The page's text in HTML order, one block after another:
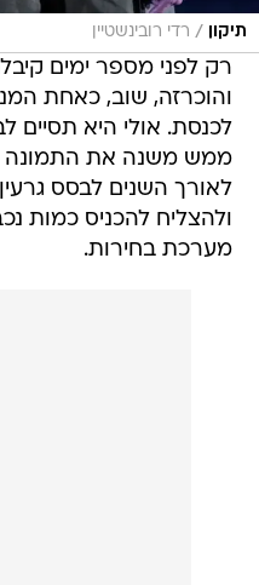
תיקון / רדי רובינשטיין
והוכרזה, שוב, כאחת
לכנסת. אולי היא תסיים
ממש משנה את התמונה
לאורך השנים לבסס
ולהצליח להכניס כמות
מערכת בחירות.